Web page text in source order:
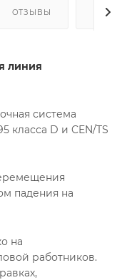
ОТЗЫВЫ КАК
линия
система
класса D и CEN/TS
падения на
на
работников.